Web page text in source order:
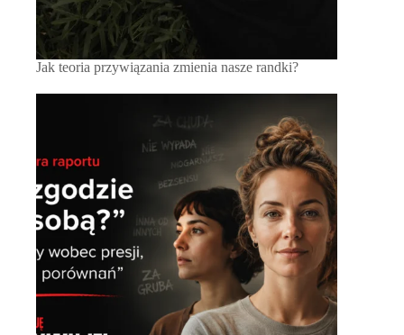
Jak teoria przywiązania zmienia nasze randki?